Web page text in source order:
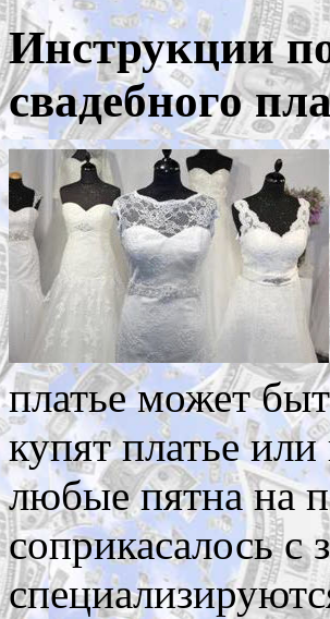
Инструкции
свадебного
платье может
купят платье
любые пятна на
соприкасалось